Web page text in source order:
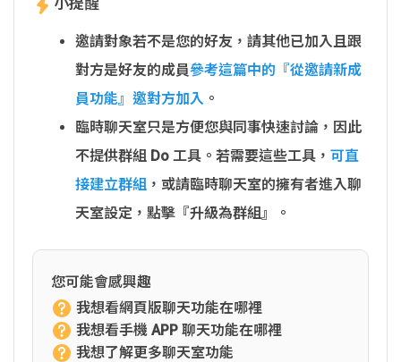
小提醒
邀請對象若不是您的好友，請其他已加入且跟
對方是好友的成員參考這篇中的『從邀請新成
員功能』邀對方加入 。
臨時聊天室只是方便您與同事快速討論，因此
不提供群組 Do 工具。若需要這些工具， 可直
接建立群組 ，或請臨時聊天室的擁有者進入聊
天室設定，點擊『升級為群組』。
您可能會感興趣
我想看網頁版聊天功能在哪裡
我想看手機 APP 聊天功能在哪裡
我想了解更多聊天室功能